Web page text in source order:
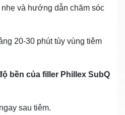
và hướng dẫn chăm sóc
20‑30 phút tùy vùng tiêm
bền của filler Phillex SubQ
sau tiêm.